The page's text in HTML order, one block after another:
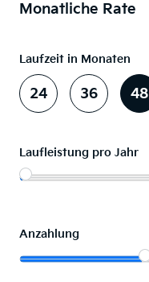
Monatliche Rate
Laufzeit in Monaten
24 36 48
Laufleistung pro Jahr
Anzahlung